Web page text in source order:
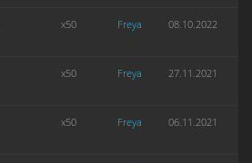
x50 Freya 08.10.2022
x50 Freya 27.11.2021
x50 Freya 06.11.2021